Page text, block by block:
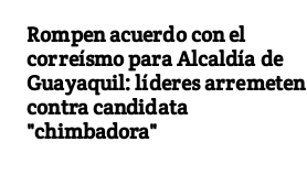
Rompen acuerdo con el
correísmo para Alcaldía de
Guayaquil: líderes arremeten
contra candidata
"chimbadora"